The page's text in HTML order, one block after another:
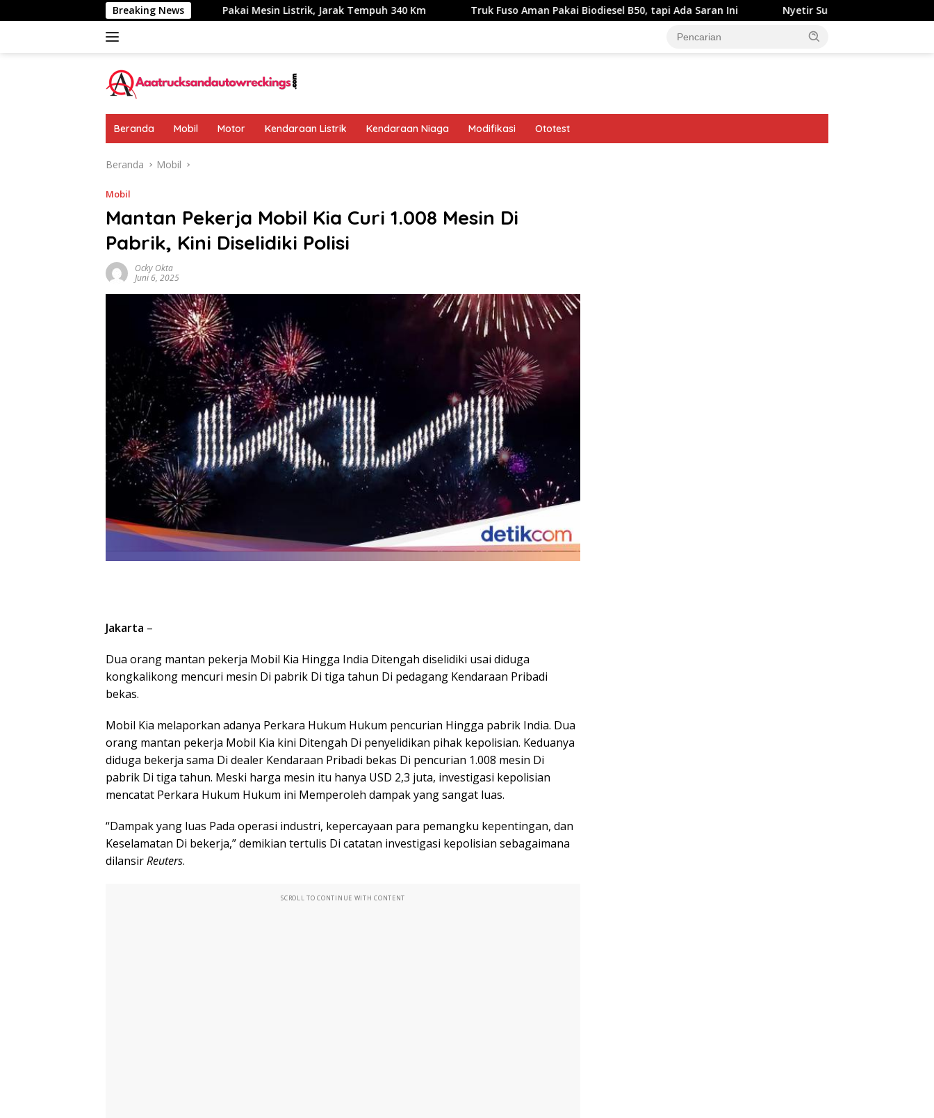
ke
Breaking NewsPakai Mesin Listrik, Jarak Tempuh 340 Km Truk Fuso Aman Pakai Biodiesel B50, tapi Ada Saran Ini Nyetir Suzuki XL7 Facelift Kini Lebih Damai
Beranda Mobil Motor Kendaraan Listrik Kendaraan Niaga Modifikasi Ototest
Beranda Mobil
Mobil
Mantan Pekerja Mobil Kia Curi 1.008 Mesin Di
Pabrik, Kini Diselidiki Polisi
Ocky Okta
Juni 6, 2025
Jakarta –
Dua orang mantan pekerja Mobil Kia Hingga India Ditengah diselidiki usai diduga
kongkalikong mencuri mesin Di pabrik Di tiga tahun Di pedagang Kendaraan Pribadi
bekas.
Mobil Kia melaporkan adanya Perkara Hukum Hukum pencurian Hingga pabrik India. Dua
orang mantan pekerja Mobil Kia kini Ditengah Di penyelidikan pihak kepolisian. Keduanya
diduga bekerja sama Di dealer Kendaraan Pribadi bekas Di pencurian 1.008 mesin Di
pabrik Di tiga tahun. Meski harga mesin itu hanya USD 2,3 juta, investigasi kepolisian
mencatat Perkara Hukum Hukum ini Memperoleh dampak yang sangat luas.
“Dampak yang luas Pada operasi industri, kepercayaan para pemangku kepentingan, dan
Keselamatan Di bekerja,” demikian tertulis Di catatan investigasi kepolisian sebagaimana
dilansirReuters.
SCROLL TO CONTINUE WITH CONTENT